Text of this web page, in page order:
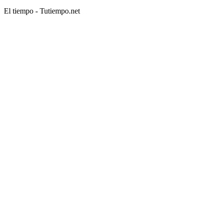
El tiempo - Tutiempo.net